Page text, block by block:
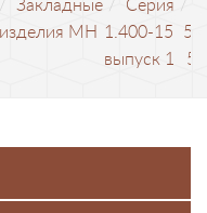
Закладные
изделия МН
Cерия
1.400-15
выпуск 1